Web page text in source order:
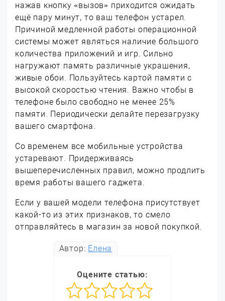
нажав кнопку «вызов» приходится ожидать
ещё пару минут, то ваш телефон устарел.
Причиной медленной работы операционной
системы может являться наличие большого
количества приложений и игр. Сильно
нагружают память различные украшения,
живые обои. Пользуйтесь картой памяти с
высокой скоростью чтения. Важно чтобы в
телефоне было свободно не менее 25%
памяти. Периодически делайте перезагрузку
вашего смартфона.
Со временем все мобильные устройства
устаревают. Придерживаясь
вышеперечисленных правил, можно продлить
время работы вашего гаджета.
Если у вашей модели телефона присутствует
какой-то из этих признаков, то смело
отправляйтесь в магазин за новой покупкой.
Автор: Елена
Оцените статью: